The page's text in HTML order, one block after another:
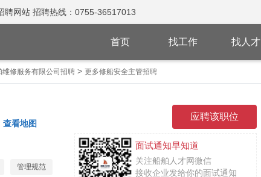
聘网站 招聘热线：0755-36517013
首页 找工作 找人才
维修服务有限公司招聘> 更多修船安全主管招聘
查看地图
面试通知早知道
关注船舶人才网微信
接收企业发给你的面试通知
管理规范